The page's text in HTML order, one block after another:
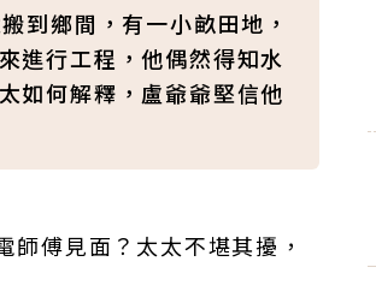
到鄉間，有一小畝田地，
進行工程，他偶然得知水
如何解釋，盧爺爺堅信他
傅見面？太太不堪其擾，